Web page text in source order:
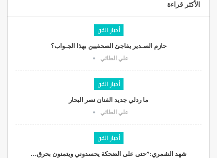
الأكثر قراءة
أخبار الفن
حازم الصـدير يفاجئ الصحفيين بهذا الجـواب؟
علي الطائي
أخبار الفن
ما ردلي جديد الفنان نصر البحار
علي الطائي
أخبار الفن
شهد الشمري:”حتى على الضحكة يحسدوني ويتمنون بحرق…